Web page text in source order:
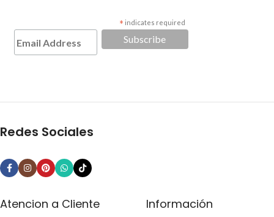
* indicates required
Redes Sociales
Atencion a Cliente Información